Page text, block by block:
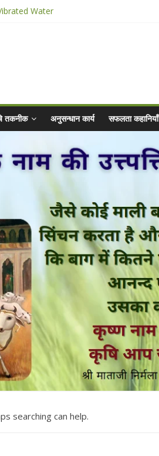
Water
for Sahaj Krishi Promotions
- 2025-26
तकनीक अनुसन्धान कार्य सफलता कहानियाँ
searching can help.